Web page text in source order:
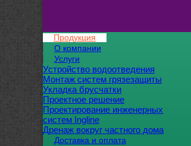
Продукция
О компании
Услуги
Устройство водоотведения
Монтаж систем грязезащиты
Укладка брусчатки
Проектное решение
Проектирование инженерных
систем Ingline
Дренаж вокруг частного дома
Доставка и оплата